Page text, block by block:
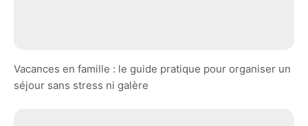
Vacances en famille : le guide pratique pour organiser un
séjour sans stress ni galère